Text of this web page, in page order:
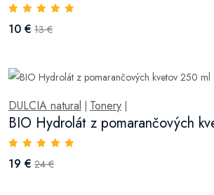
10 € 13 €
DULCIA natural Tonery
BIO Hydrolát z pomarančových
19 € 24 €